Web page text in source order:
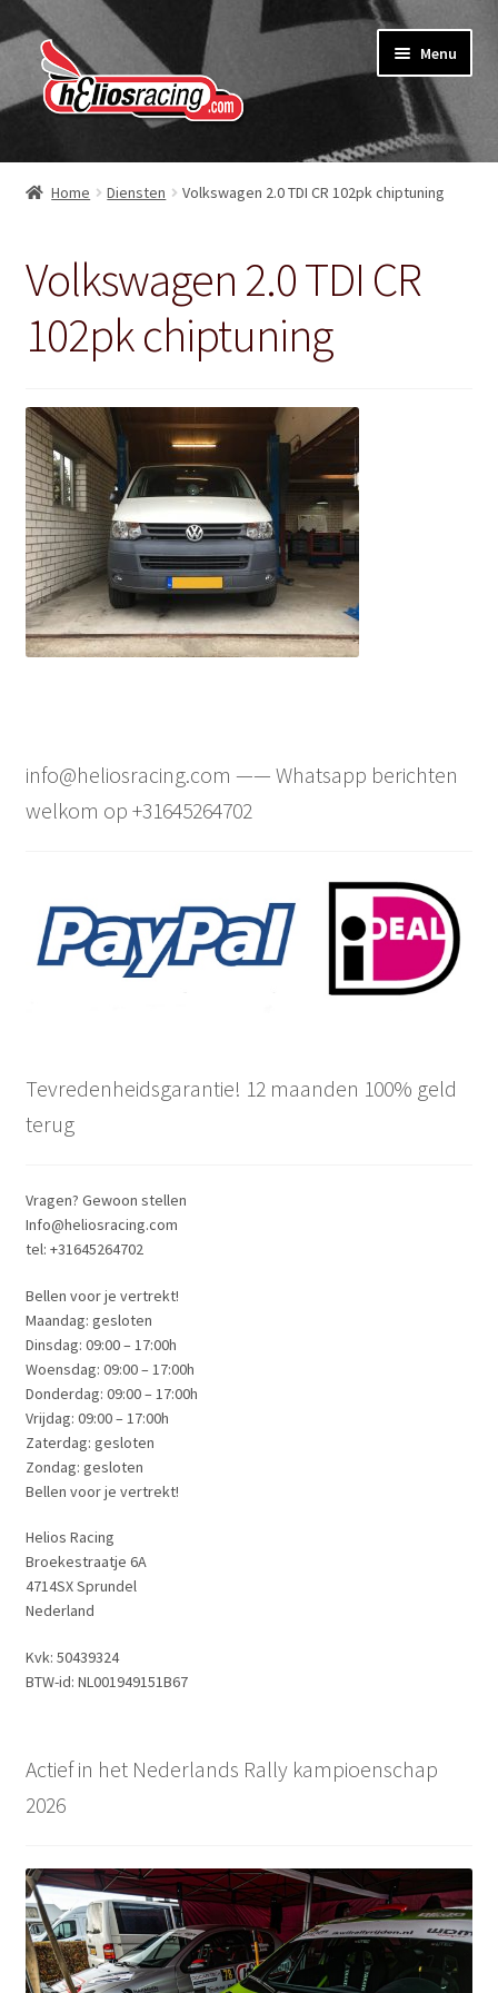
Ga
door
naar
Ga
naar
de
Menu
Webshop
Contact opnemen
Diensten
Nieuws
Home Diensten Volkswagen 2.0 TDI CR 102pk chiptuning
Volkswagen 2.0 TDI CR
102pk chiptuning
info@heliosracing.com —— Whatsapp berichten
welkom op +31645264702
Tevredenheidsgarantie! 12 maanden 100% geld
terug
Vragen? Gewoon stellen
Info@heliosracing.com
tel: +31645264702
Bellen voor je vertrekt!
Maandag: gesloten
Dinsdag: 09:00 – 17:00h
Woensdag: 09:00 – 17:00h
Donderdag: 09:00 – 17:00h
Vrijdag: 09:00 – 17:00h
Zaterdag: gesloten
Zondag: gesloten
Bellen voor je vertrekt!
Helios Racing
Broekestraatje 6A
4714SX Sprundel
Nederland
Kvk: 50439324
BTW-id: NL001949151B67
Actief in het Nederlands Rally kampioenschap
2026